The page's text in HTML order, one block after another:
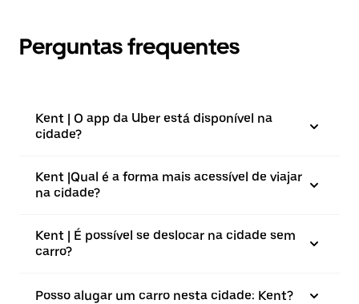
Perguntas frequentes
Kent | O app da Uber está disponível na
cidade?
Kent |⁠Qual é a forma mais acessível de viajar
na cidade?
Kent | É possível se deslocar na cidade sem
carro?
Posso alugar um carro nesta cidade: Kent?